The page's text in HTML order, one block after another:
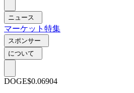
ニュース
マーケット 特集
スポンサー
について
DOGE$0.06904